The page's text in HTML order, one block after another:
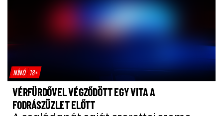
NÍNÓ 18+
VÉRFÜRDŐVEL VÉGZŐDÖTT EGY VITA A
FODRÁSZÜZLET ELŐTT